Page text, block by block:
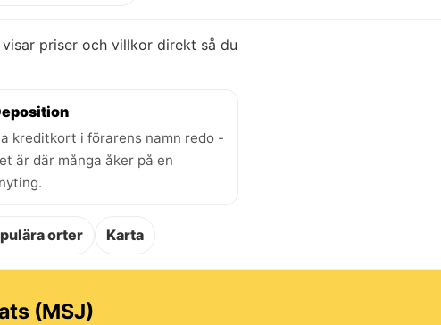
visar priser och villkor direkt så du
kreditkort i förarens namn redo -
är där många åker på en
orter Karta
(MSJ)